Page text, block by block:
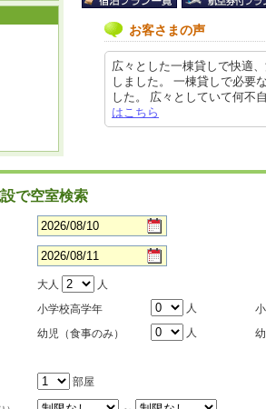
お客さまの声
広々とした一棟貸しで快適
しました。 一棟貸しで必要
した。 広々としていて何
はこちら
で空室検索
大人
人
小学校高学年
人
幼児（食事のみ）
人
部屋